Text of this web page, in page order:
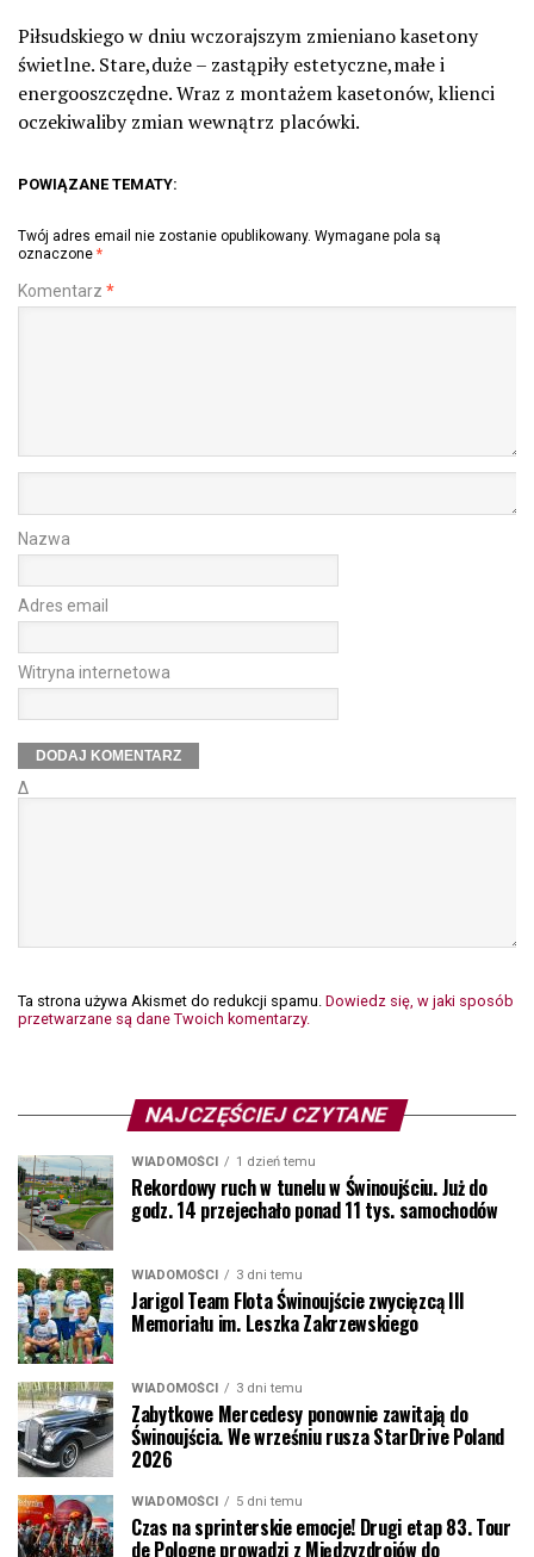
Piłsudskiego w dniu wczorajszym zmieniano kasetony
świetlne. Stare,duże – zastąpiły estetyczne,małe i
energooszczędne. Wraz z montażem kasetonów, klienci
oczekiwaliby zmian wewnątrz placówki.
POWIĄZANE TEMATY:
Twój adres email nie zostanie opublikowany. Wymagane pola są
oznaczone *
Komentarz *
Nazwa
Adres email
Witryna internetowa
Δ
Ta strona używa Akismet do redukcji spamu. Dowiedz się, w jaki sposób
przetwarzane są dane Twoich komentarzy.
NAJCZĘŚCIEJ CZYTANE
WIADOMOŚCI 1 dzień temu
Rekordowy ruch w tunelu w Świnoujściu. Już do
godz. 14 przejechało ponad 11 tys. samochodów
WIADOMOŚCI 3 dni temu
Jarigol Team Flota Świnoujście zwycięzcą III
Memoriału im. Leszka Zakrzewskiego
WIADOMOŚCI 3 dni temu
Zabytkowe Mercedesy ponownie zawitają do
Świnoujścia. We wrześniu rusza StarDrive Poland
2026
WIADOMOŚCI 5 dni temu
Czas na sprinterskie emocje! Drugi etap 83. Tour
de Pologne prowadzi z Międzyzdrojów do